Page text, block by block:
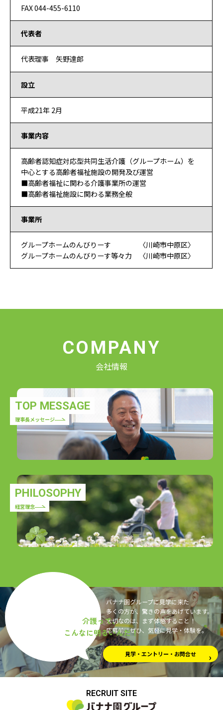
FAX 044-455-6110
代表者
代表理事 矢野達郎
設立
平成21年 2月
事業内容
高齢者認知症対応型共同生活介護（グループホーム）を
中心とする高齢者福祉施設の開発及び運営
■高齢者福祉に関わる介護事業所の運営
■高齢者福祉施設に関わる業務全般
事業所
グループホームのんびりーす 〈川崎市中原区〉
グループホームのんびりーす等々力 〈川崎市中原区〉
COMPANY
会社情報
TOP MESSAGE
理事長メッセージ
PHILOSOPHY
経営理念
介護って、
こんなに明るいんだ！
バナナ園グループに見学に来た
多くの方が、 驚きの声をあげています。
大切なのは、まず体感すること！
応募前にぜひ、気軽に見学・体験を。
見学・エントリー・お問合せ
RECRUIT SITE